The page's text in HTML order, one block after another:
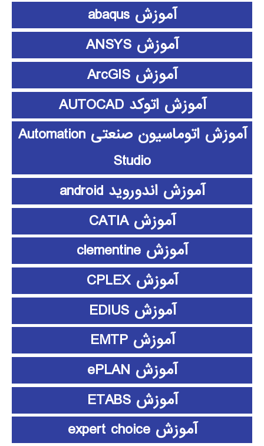
آموزش abaqus
آموزش ANSYS
آموزش ArcGIS
آموزش اتوکد AUTOCAD
آموزش اتوماسیون صنعتی Automation
Studio
آموزش اندوروید android
آموزش CATIA
آموزش clementine
آموزش CPLEX
آموزش EDIUS
آموزش EMTP
آموزش ePLAN
آموزش ETABS
آموزش expert choice